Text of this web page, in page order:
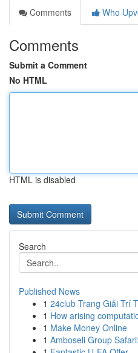
Comments
Who
Comments
Submit a Comment
No HTML
HTML is disabled
Search
Published News
1 24club Trang Giải Trí
1 How arising
1 Make Money Online
1 Amboseli Group